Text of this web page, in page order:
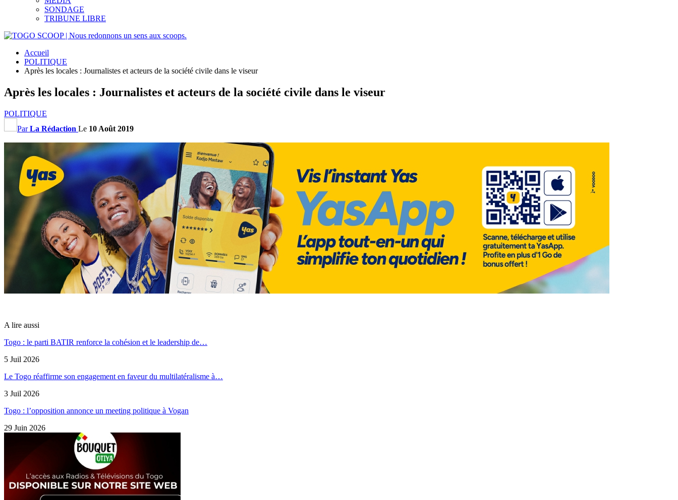
SONDAGE
TRIBUNE LIBRE
Accueil
POLITIQUE
Après les locales : Journalistes et acteurs de la société civile dans le viseur
Après les locales : Journalistes et acteurs de la société civile dans le viseur
POLITIQUE
ParLa Rédaction Le 10 Août 2019
A lire aussi
Togo : le parti BATIR renforce la cohésion et le leadership de…
5 Juil 2026
Le Togo réaffirme son engagement en faveur du multilatéralisme à…
3 Juil 2026
Togo : l’opposition annonce un meeting politique à Vogan
29 Juin 2026